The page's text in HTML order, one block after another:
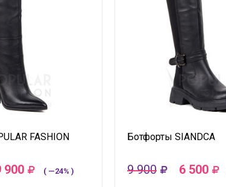
FASHION
900 ( —24% )
Ботфорты SIANDCA
9 900 6 500